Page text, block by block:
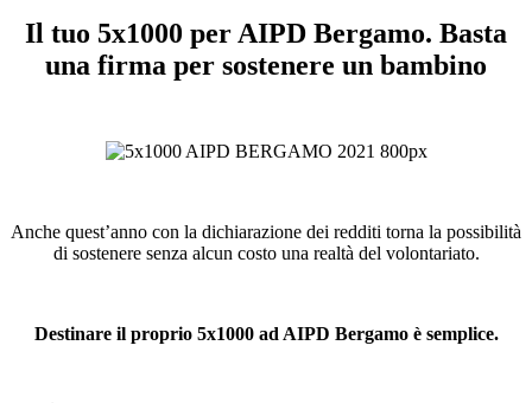
Il tuo 5x1000 per AIPD Bergamo. Basta
una firma per sostenere un bambino
Anche quest’anno con la dichiarazione dei redditi torna la possibilità
di sostenere senza alcun costo una realtà del volontariato.
Destinare il proprio 5x1000 ad AIPD Bergamo è semplice.